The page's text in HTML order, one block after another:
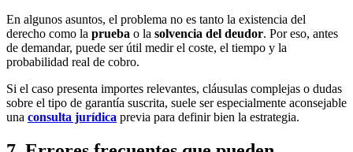
En algunos asuntos, el problema no es tanto la existencia del
derecho como la prueba o la solvencia del deudor. Por eso, antes
de demandar, puede ser útil medir el coste, el tiempo y la
probabilidad real de cobro.
Si el caso presenta importes relevantes, cláusulas complejas o dudas
sobre el tipo de garantía suscrita, suele ser especialmente aconsejable
una consulta jurídica previa para definir bien la estrategia.